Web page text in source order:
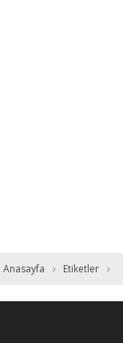
Anasayfa Etiketler